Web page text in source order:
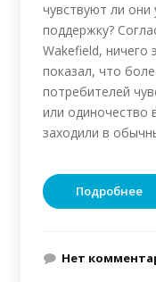
чувствуют ли они
поддержку?
Wakefield, ничего
показал, что
потребителей
или одиночество
заходили в
Подробнее
Нет